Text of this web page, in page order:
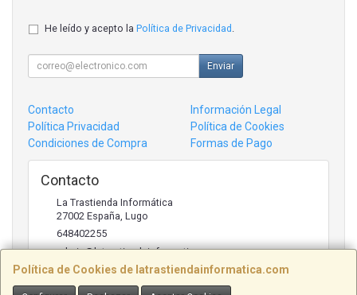
Política de Cookies de latrastiendainformatica.com
He leído y acepto la Política de Privacidad
Enviar
Contacto
Información Legal
Política Privacidad
Política de Cookies
Condiciones de Compra
Formas de Pago
Contacto
La Trastienda Informática
27002 España Lugo
648402255
admin@latrastiendainformatica.com